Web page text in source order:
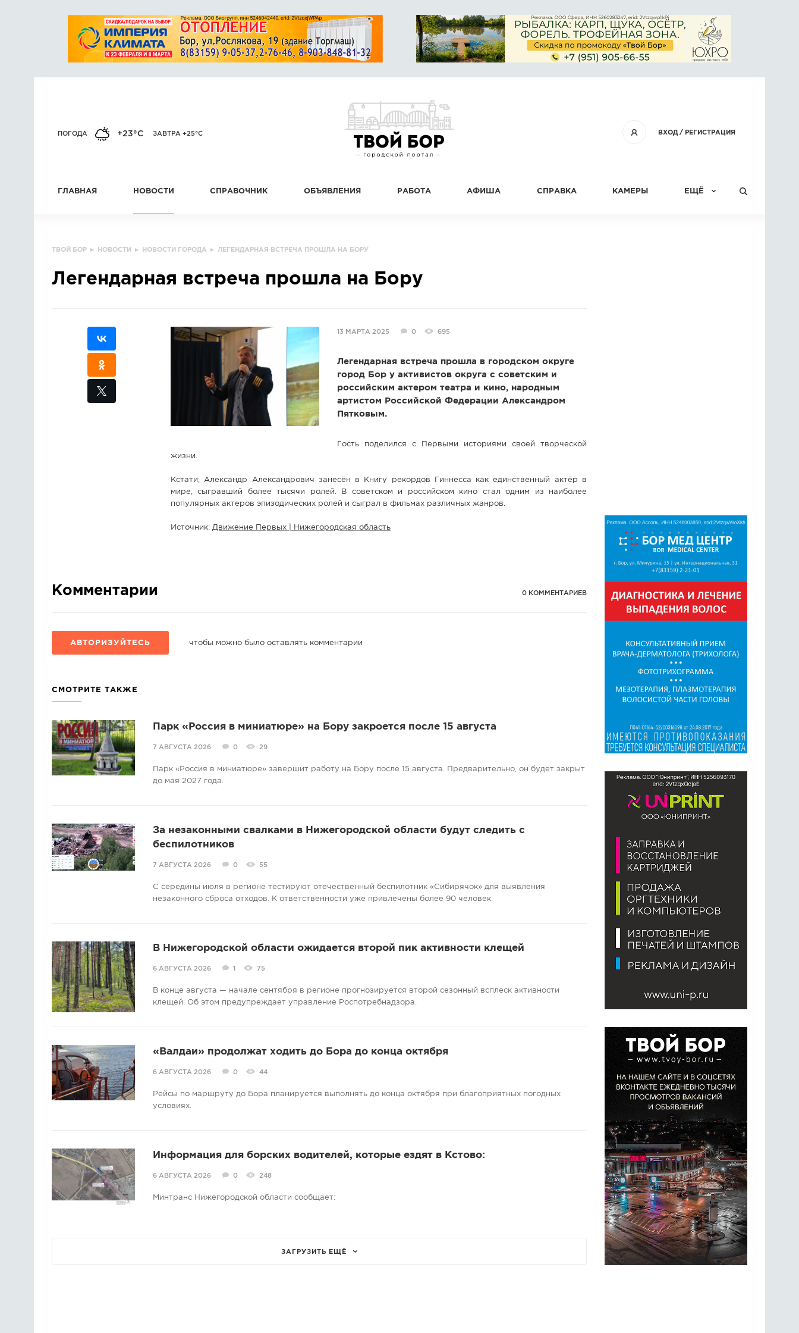
ВХОД/ РЕГИСТРАЦИЯ
ПОГОДА +23°C ЗАВТРА +25°C
ГЛАВНАЯ НОВОСТИ СПРАВОЧНИК ОБЪЯВЛЕНИЯ РАБОТА АФИША СПРАВКА КАМЕРЫ ЕЩЁ
ТВОЙ БОР ▸ НОВОСТИ ▸ НОВОСТИ ГОРОДА ▸ ЛЕГЕНДАРНАЯ ВСТРЕЧА ПРОШЛА НА БОРУ
Легендарная встреча прошла на Бору
13 МАРТА 2025 0 695
Легендарная встреча прошла в городском округе
город Бор у активистов округа с советским и
российским актером театра и кино, народным
артистом Российской Федерации Александром
Пятковым.
Гость поделился с Первыми историями своей творческой
жизни.
Кстати, Александр Александрович занесён в Книгу рекордов Гиннесса как единственный актёр в
мире, сыгравший более тысячи ролей. В советском и российском кино стал одним из наиболее
популярных актеров эпизодических ролей и сыграл в фильмах различных жанров.
Источник: Движение Первых | Нижегородская область
Комментарии 0 КОММЕНТАРИЕВ
АВТОРИЗУЙТЕСЬ чтобы можно было оставлять комментарии
СМОТРИТЕ ТАКЖЕ
Парк «Россия в миниатюре» на Бору закроется после 15 августа
7 АВГУСТА 2026 0 29
Парк «Россия в миниатюре» завершит работу на Бору после 15 августа. Предварительно, он будет закрыт
до мая 2027 года.
За незаконными свалками в Нижегородской области будут следить с
беспилотников
7 АВГУСТА 2026 0 55
С середины июля в регионе тестируют отечественный беспилотник «Сибирячок» для выявления
незаконного сброса отходов. К ответственности уже привлечены более 90 человек.
В Нижегородской области ожидается второй пик активности клещей
6 АВГУСТА 2026 1 75
В конце августа — начале сентября в регионе прогнозируется второй сезонный всплеск активности
клещей. Об этом предупреждает управление Роспотребнадзора.
«Валдаи» продолжат ходить до Бора до конца октября
6 АВГУСТА 2026 0 44
Рейсы по маршруту до Бора планируется выполнять до конца октября при благоприятных погодных
условиях.
Информация для борских водителей, которые ездят в Кстово:
6 АВГУСТА 2026 0 248
Минтранс Нижегородской области сообщает:
ЗАГРУЗИТЬ ЕЩЁ